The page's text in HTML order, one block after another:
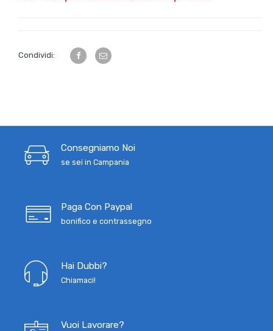
Condividi:
Consegniamo Noi
se sei in Campania
Paga Con Paypal
bonifico e contrassegno
Hai Dubbi?
Chiamaci!
Vuoi Lavorare?